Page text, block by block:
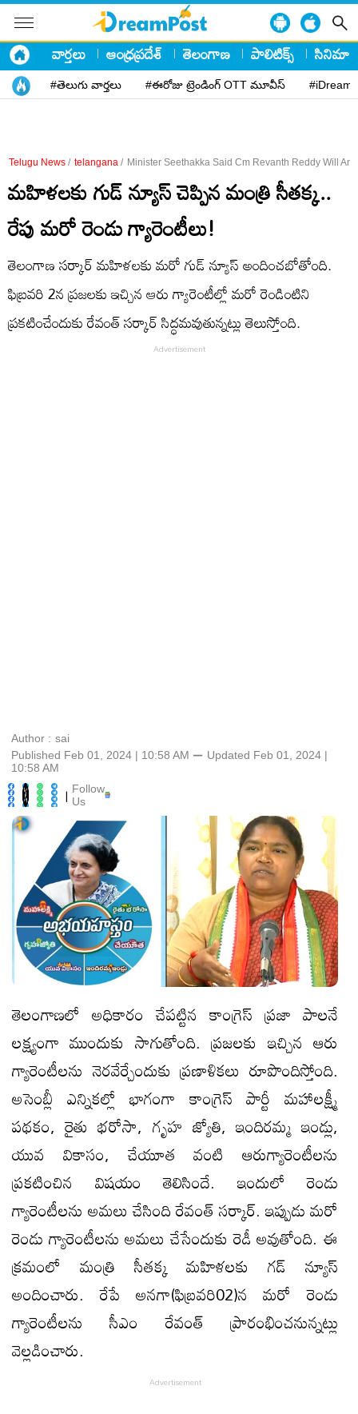
వార్తలు ఆంధ్రప్రదేశ్ తెలంగాణ పాలిటిక్స్ సినిమా
#తెలుగు వార్తలు #ఈరోజు ట్రెండింగ్ OTT మూవీస్
Telugu News / telangana / Minister Seethakka Said Cm Revanth Reddy Will
మహిళలకు గుడ్ న్యూస్ చెప్పిన మంత్రి సీతక్క..
రేపు మరో రెండు గ్యారెంటీలు!
తెలంగాణ సర్కార్ మహిళలకు మరో గుడ్ న్యూస్ అందించబోతోంది.
ఫిబ్రవరి 2న ప్రజలకు ఇచ్చిన ఆరు గ్యారెంటీల్లో మరో రెండింటిని
ప్రకటించేందుకు రేవంత్ సర్కార్ సిద్ధమవుతున్నట్లు తెలుస్తోంది.
Author : sai
Published Feb 01, 2024 | 10:58 AM ⚊ Updated Feb 01, 2024 |
10:58 AM
| Follow
Us
తెలంగాణలో అధికారం చేపట్టిన కాంగ్రెస్ ప్రజా పాలనే
లక్ష్యంగా ముందుకు సాగుతోంది. ప్రజలకు ఇచ్చిన ఆరు
గ్యారెంటీలను నెరవేర్చేందుకు ప్రణాళికలు రూపొందిస్తోంది.
అసెంబ్లీ ఎన్నికల్లో భాగంగా కాంగ్రెస్ పార్టీ మహాలక్ష్మీ
పథకం, రైతు భరోసా, గృహ జ్యోతి, ఇందిరమ్మ ఇండ్లు,
యువ వికాసం, చేయూత వంటి ఆరుగ్యారెంటీలను
ప్రకటించిన విషయం తెలిసిందే. ఇందులో రెండు
గ్యారెంటీలను అమలు చేసింది రేవంత్ సర్కార్. ఇప్పుడు మరో
రెండు గ్యారెంటీలను అమలు చేసేందుకు రెడీ అవుతోంది. ఈ
క్రమంలో మంత్రి సీతక్క మహిళలకు గడ్ న్యూస్
అందించారు. రేపే అనగా(ఫిబ్రవరి02)న మరో రెండు
గ్యారెంటీలను సీఎం రేవంత్ ప్రారంభించనున్నట్లు
వెల్లడించారు.